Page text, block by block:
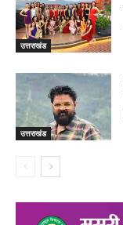
उत्तराखंड
उत्तराखंड